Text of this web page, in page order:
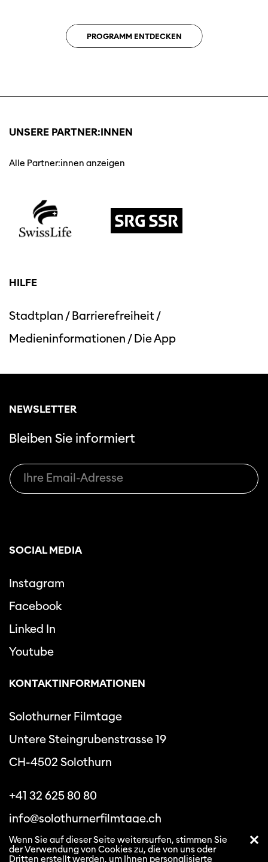
PROGRAMM ENTDECKEN
UNSERE PARTNER:INNEN
Alle Partner:innen anzeigen
HILFE
Stadtplan /Barrierefreiheit/
Medieninformationen /Die App
NEWSLETTER
Bleiben Sie informiert
SOCIAL MEDIA
Instagram
Facebook
Linked In
Youtube
KONTAKTINFORMATIONEN
Solothurner Filmtage
Untere Steingrubenstrasse 19
CH-4502 Solothurn
+41 32 625 80 80
info@solothurnerfilmtage.ch
Wenn Sie auf dieser Seite weitersurfen, stimmen Sie
der Verwendung von Cookies zu, die von uns oder
Dritten erstellt werden, um Ihnen personalisierte